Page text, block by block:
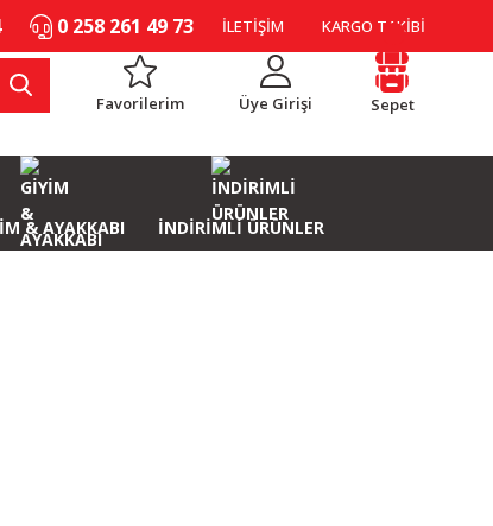
0 258 261 49 73 İLETİŞİM KARGO TAKİBİ
Favorilerim Üye Girişi Sepet
& AYAKKABI İNDİRİMLİ ÜRÜNLER